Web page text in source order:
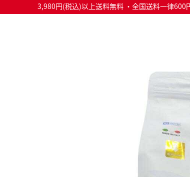
3,980円(税込)以上送料無料 ・全国送料一律600